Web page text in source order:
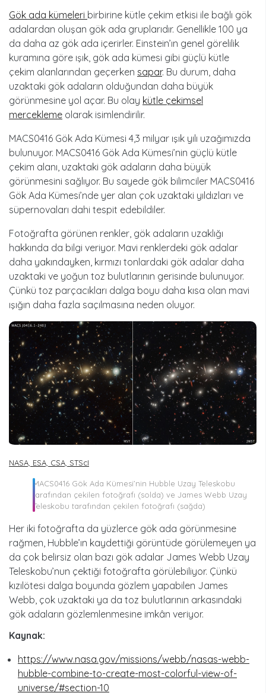
Gök ada kümeleri birbirine kütle çekim etkisi ile bağlı gök
adalardan oluşan gök ada gruplarıdır. Genellikle 100 ya
da daha az gök ada içerirler. Einstein’ın genel görelilik
kuramına göre ışık, gök ada kümesi gibi güçlü kütle
çekim alanlarından geçerken sapar. Bu durum, daha
uzaktaki gök adaların olduğundan daha büyük
görünmesine yol açar. Bu olay kütle çekimsel
mercekleme olarak isimlendirilir.
MACS0416 Gök Ada Kümesi 4,3 milyar ışık yılı uzağımızda
bulunuyor. MACS0416 Gök Ada Kümesi’nin güçlü kütle
çekim alanı, uzaktaki gök adaların daha büyük
görünmesini sağlıyor. Bu sayede gök bilimciler MACS0416
Gök Ada Kümesi’nde yer alan çok uzaktaki yıldızları ve
süpernovaları dahi tespit edebildiler.
Fotoğrafta görünen renkler, gök adaların uzaklığı
hakkında da bilgi veriyor. Mavi renklerdeki gök adalar
daha yakındayken, kırmızı tonlardaki gök adalar daha
uzaktaki ve yoğun toz bulutlarının gerisinde bulunuyor.
Çünkü toz parçacıkları dalga boyu daha kısa olan mavi
ışığın daha fazla saçılmasına neden oluyor.
NASA, ESA, CSA, STScI
MACS0416 Gök Ada Kümesi’nin Hubble Uzay Teleskobu
tarafından çekilen fotoğrafı (solda) ve James Webb Uzay
Teleskobu tarafından çekilen fotoğrafı (sağda)
Her iki fotoğrafta da yüzlerce gök ada görünmesine
rağmen, Hubble’ın kaydettiği görüntüde görülemeyen ya
da çok belirsiz olan bazı gök adalar James Webb Uzay
Teleskobu’nun çektiği fotoğrafta görülebiliyor. Çünkü
kızılötesi dalga boyunda gözlem yapabilen James
Webb, çok uzaktaki ya da toz bulutlarının arkasındaki
gök adaların gözlemlenmesine imkân veriyor.
Kaynak:
https://www.nasa.gov/missions/webb/nasas-webb-
hubble-combine-to-create-most-colorful-view-of-
universe/#section-10